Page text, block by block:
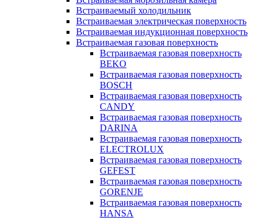
Встраиваемый холодильник
Встраиваемая электрическая поверхность
Встраиваемая индукционная поверхность
Встраиваемая газовая поверхность
Встраиваемая газовая поверхность
BEKO
Встраиваемая газовая поверхность
BOSCH
Встраиваемая газовая поверхность
CANDY
Встраиваемая газовая поверхность
DARINA
Встраиваемая газовая поверхность
ELECTROLUX
Встраиваемая газовая поверхность
GEFEST
Встраиваемая газовая поверхность
GORENJE
Встраиваемая газовая поверхность
HANSA